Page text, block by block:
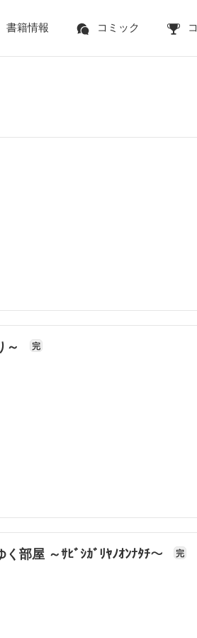
書籍情報 コミック
～ 完
く部屋 ～ｻﾋﾞｼｶﾞﾘﾔﾉｵﾝﾅﾀﾁ～ 完